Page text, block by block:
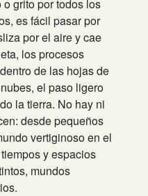
grito por todos los
es fácil pasar por
por el aire y cae
los procesos
de las hojas de
el paso ligero
la tierra. No hay ni
desde pequeños
vertiginoso en el
y espacios
mundos